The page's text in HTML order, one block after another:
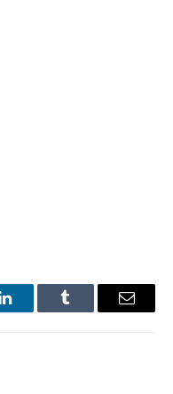
LinkedInTumblr Email